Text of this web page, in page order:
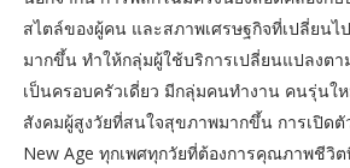
สไตล์ของผู้คน และสภาพเศรษฐกิจที่เปลี่ยนไ
มากขึ้น ทำให้กลุ่มผู้ใช้บริการเปลี่ยนแปลงต
เป็นครอบครัวเดี่ยว มีกลุ่มคนทำงาน คนรุ่นใ
สังคมผู้สูงวัยที่สนใจสุขภาพมากขึ้น การเปิด
New Age ทุกเพศทุกวัยที่ต้องการคุณภาพชีวิ